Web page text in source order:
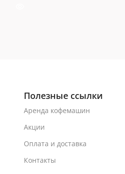
Полезные ссылки
Аренда кофемашин
Акции
Оплата и доставка
Контакты